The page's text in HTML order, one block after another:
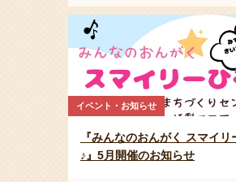
イベント・お知らせ
『みんなのおんがく スマイリ
♪』5月開催のお知らせ